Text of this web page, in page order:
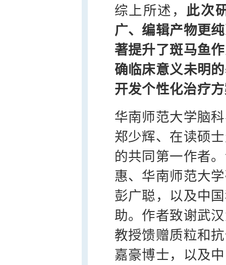
综上所述， 此次
广、编辑产物更
著提升了斑马鱼
确临床意义未明
开发个性化治疗
华南师范大学脑
郑少辉、在读硕
的共同第一作者
惠、华南师范大
彭广聪，以及中
助。作者致谢武
教授馈赠质粒和
嘉豪博士，以及